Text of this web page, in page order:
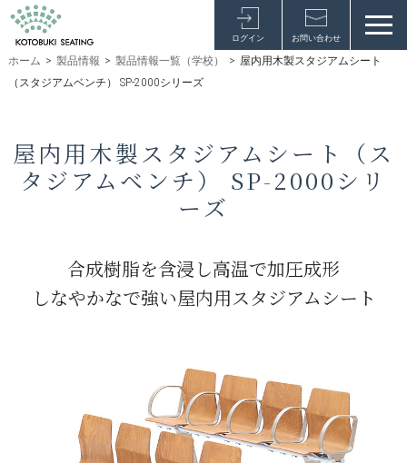
ログイン お問い合わせ
ホーム > 製品情報 > 製品情報一覧（学校） > 屋内用木製スタジアムシート
（スタジアムベンチ） SP-2000シリーズ
屋内用木製スタジアムシート（ス
タジアムベンチ） SP-2000シリ
ーズ
合成樹脂を含浸し高温で加圧成形
しなやかなで強い屋内用スタジアムシート